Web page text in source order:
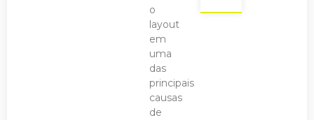
o
layout
em
uma
das
principais
causas
de